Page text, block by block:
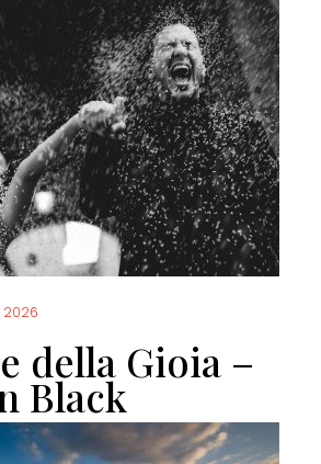
2026
della Gioia –
Black